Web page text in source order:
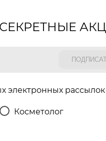
электронных рассылок
Косметолог